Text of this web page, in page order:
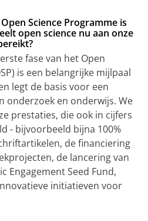
Science Programme is
open science nu aan onze
fase van het Open
is een belangrijke mijlpaal
legt de basis voor een
onderzoek en onderwijs. We
prestaties, die ook in cijfers
- bijvoorbeeld bijna 100%
de financiering
de lancering van
Engagement Seed Fund,
initiatieven voor